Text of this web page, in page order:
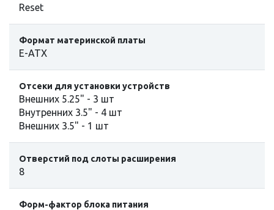
Reset
Формат материнской платы
E-ATX
Отсеки для установки устройств
Внешних 5.25" - 3 шт
Внутренних 3.5" - 4 шт
Внешних 3.5" - 1 шт
Отверстий под слоты расширения
8
Форм-фактор блока питания